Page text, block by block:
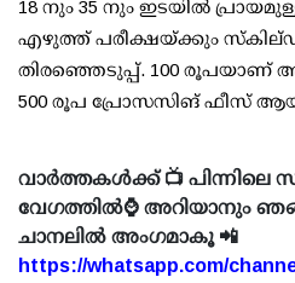
18 നും 35 നും ഇടയില്‍
എഴുത്ത് പരീക്ഷയ്ക്കും സ്‌കില്ഡ്
തിരഞ്ഞെടുപ്പ്. 100 രൂപയാണ്
500 രൂപ പ്രോസസിങ് ഫീസ്
വാർത്തകൾക്ക് 📺 പിന്നിലെ
വേഗത്തിൽ⌚ അറിയാനും
ചാനലിൽ അംഗമാകൂ 📲
https://whatsapp.com/